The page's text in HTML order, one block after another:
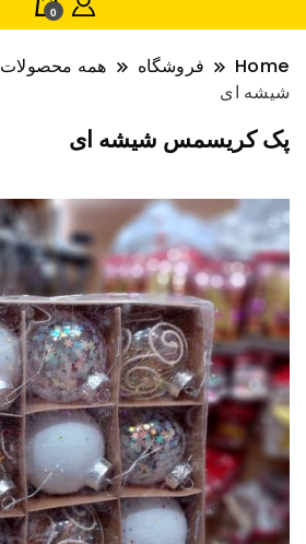
0
Home فروشگاه همه محصولات
شیشه ای
پک کریسمس شیشه ای